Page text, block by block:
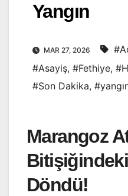
Yangın
MAR 27, 2026
#Asayiş, #Fethiye,
#Son Dakika,
Marangoz
Döndü!